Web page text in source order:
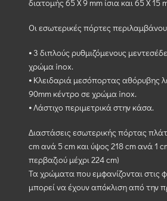
διατομής 65 Χ 9 mm ίσια και 65 Χ 15
Οι εσωτερικές πόρτες
⦁ 3 διπλούς ρυθμιζόμενους
χρώμα inox.
⦁ Κλειδαριά μεσόπορτας αθόρυβης
90mm κέντρο σε χρώμα inox.
⦁ Λάστιχο περιμετρικά στην κάσα.
Διαστάσεις εσωτερικής πόρτας
cm ανά 5 cm και ύψος 218 cm ανά 1
περβαζιού μέχρι 224 cm)
Τα χρώματα που εμφανίζονται στις
μπορεί να έχουν απόκλιση από την